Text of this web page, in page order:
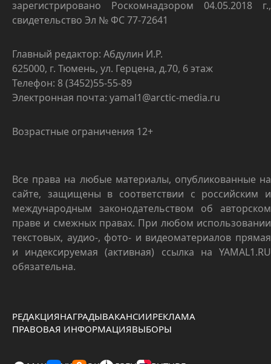
зарегистрировано Роскомнадзором 04.05.2018 г.,
свидетельство Эл № ФС 77-72641
Главный редактор: Абдулин И.Р.
625000, г. Тюмень, ул. Герцена, д.70, 6 этаж
Телефон: 8 (3452)55-55-89
Электронная почта: yamal1@arctic-media.ru
Возрастные ограничения 12+
Все права на любые материалы, опубликованные на
сайте, защищены в соответствии с российским и
международным законодательством об авторском
праве и смежных правах. При любом использовании
текстовых, аудио-, фото- и видеоматериалов прямая
и индексируемая (активная) ссылка на YAMAL1.RU
обязательна.
РЕДАКЦИЯНАГРАДЫВАКАНСИИРЕКЛАМА
ПРАВОВАЯ ИНФОРМАЦИЯВЫБОРЫ